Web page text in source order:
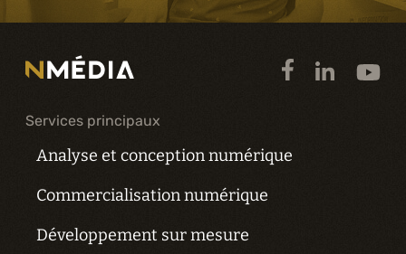
Services principaux
Analyse et conception numérique
Commercialisation numérique
Développement sur mesure